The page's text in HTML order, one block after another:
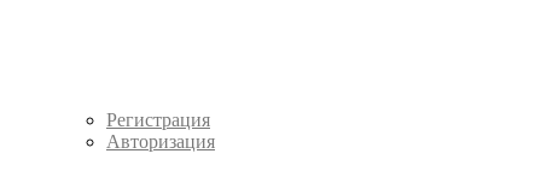
Регистрация
Авторизация